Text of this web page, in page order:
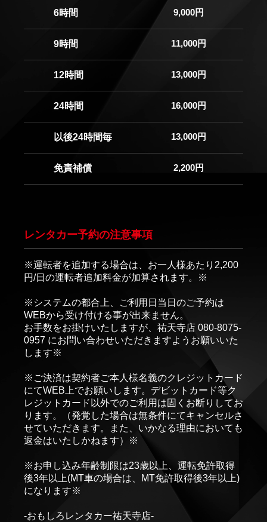
6時間 9,000円
9時間 11,000円
12時間 13,000円
24時間 16,000円
以後24時間毎 13,000円
免責補償 2,200円
レンタカー予約の注意事項
※運転者を追加する場合は、お一人様あたり2,200
円/日の運転者追加料金が加算されます。※
※システムの都合上、ご利用日当日のご予約は
WEBから受け付ける事が出来ません。
お手数をお掛けいたしますが、祐天寺店 080-8075-
0957 にお問い合わせいただきますようお願いいた
します※
※ご決済は契約者ご本人様名義のクレジットカード
にてWEB上でお願いします。デビットカード等ク
レジットカード以外でのご利用は固くお断りしてお
ります。（発覚した場合は無条件にてキャンセルさ
せていただきます。また、いかなる理由においても
返金はいたしかねます）※
※お申し込み年齢制限は23歳以上、運転免許取得
後3年以上(MT車の場合は、MT免許取得後3年以上)
になります※
-おもしろレンタカー祐天寺店-